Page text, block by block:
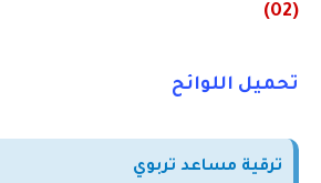
(02)
تحميل اللوائح
ترقية مساعد تربوي